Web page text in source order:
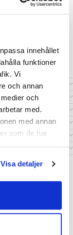
innehållet
funktioner
Vi
och annan
och
med.
med annan
som de har
Visa detaljer
Tillverkade i
ger
på
stabil,